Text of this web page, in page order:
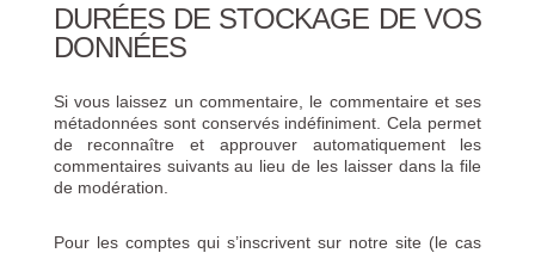
DURÉES DE STOCKAGE DE VOS
DONNÉES
Si vous laissez un commentaire, le commentaire et ses
métadonnées sont conservés indéfiniment. Cela permet
de reconnaître et approuver automatiquement les
commentaires suivants au lieu de les laisser dans la file
de modération.
Pour les comptes qui s’inscrivent sur notre site (le cas